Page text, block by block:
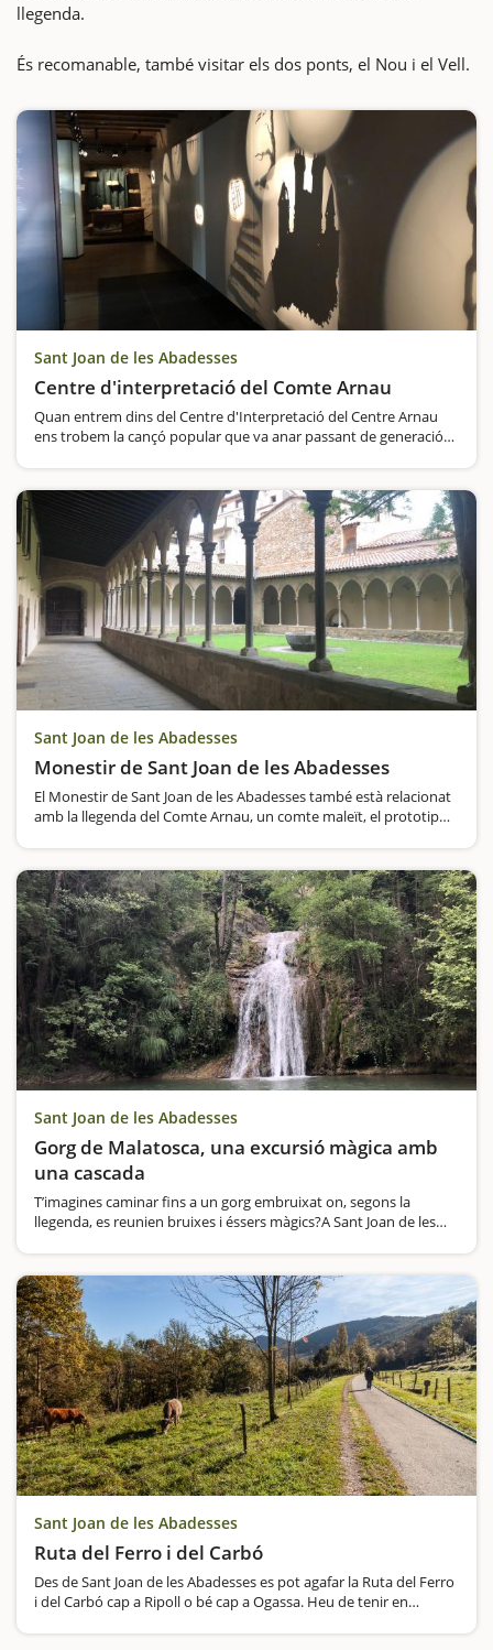
llegenda.
És recomanable, també visitar els dos ponts, el Nou i el Vell.
Sant Joan de les Abadesses
Centre d'interpretació del Comte Arnau
Quan entrem dins del Centre d'Interpretació del Centre Arnau
ens trobem la cançó popular que va anar passant de generació
Sant Joan de les Abadesses
Monestir de Sant Joan de les Abadesses
El Monestir de Sant Joan de les Abadesses també està relacionat
amb la llegenda del Comte Arnau, un comte maleït, el prototip
Sant Joan de les Abadesses
Gorg de Malatosca, una excursió màgica amb
una cascada
T’imagines caminar fins a un gorg embruixat on, segons la
llegenda, es reunien bruixes i éssers màgics?A Sant Joan de les
Sant Joan de les Abadesses
Ruta del Ferro i del Carbó
Des de Sant Joan de les Abadesses es pot agafar la Ruta del Ferro
i del Carbó cap a Ripoll o bé cap a Ogassa. Heu de tenir en